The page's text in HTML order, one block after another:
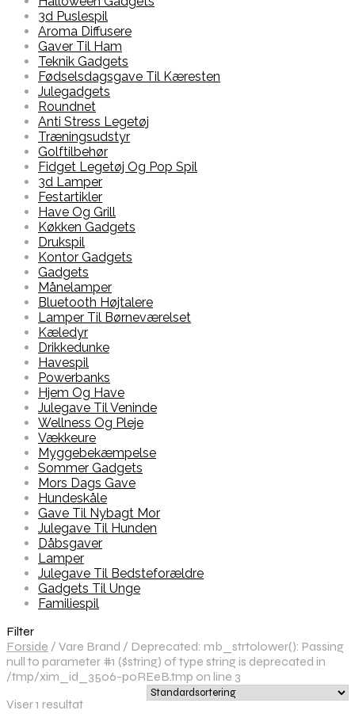
3d Puslespil
Aroma Diffusere
Gaver Til Ham
Teknik Gadgets
Fødselsdagsgave Til Kæresten
Julegadgets
Roundnet
Anti Stress Legetøj
Træningsudstyr
Golftilbehør
Fidget Legetøj Og Pop Spil
3d Lamper
Festartikler
Have Og Grill
Køkken Gadgets
Drukspil
Kontor Gadgets
Gadgets
Månelamper
Bluetooth Højtalere
Lamper Til Børneværelset
Kæledyr
Drikkedunke
Havespil
Powerbanks
Hjem Og Have
Julegave Til Veninde
Wellness Og Pleje
Vækkeure
Myggebekæmpelse
Sommer Gadgets
Mors Dags Gave
Hundeskåle
Gave Til Nybagt Mor
Julegave Til Hunden
Dåbsgaver
Lamper
Julegave Til Bedsteforældre
Gadgets Til Unge
Familiespil
Filter
Forside / Vare Brand / Deprecated: mb_strtolower(): Passing
null to parameter #1 ($string) of type string is deprecated in
/tmp/xim_id_3506-p0REeB.tmp on line 3
Viser 1 resultat